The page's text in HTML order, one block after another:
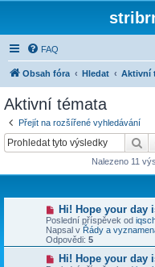
FAQ
Obsah fóra Hledat Aktivní
Aktivní témata
Přejít na rozšířené vyhledávání
Nalezeno 11
N
o
v
ý
p
Hi! Hope your day
Poslední příspěvek od
Napsal v Řády a
Odpovědi: 5
NHi! Hope your day